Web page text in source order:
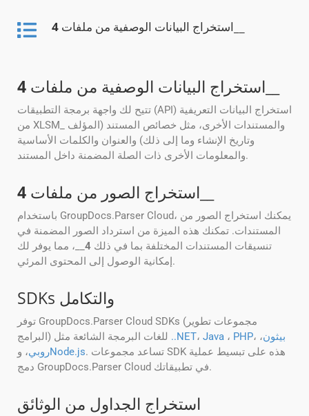
استخراج البيانات الوصفية من ملفات 4
استخراج البيانات الوصفية من ملفات 4
تتيح لك واجهة برمجة التطبيقات (API) استخراج البيانات التعريفية
من XLSM_ والمستندات الأخرى، مثل خصائص المستند (المؤلف
وتاريخ الإنشاء وما إلى ذلك) والعنوان والكلمات الأساسية
والمعلومات الأخرى ذات الصلة المضمنة داخل المستند.
استخراج الصور من ملفات 4
باستخدام GroupDocs.Parser Cloud، يمكنك استخراج الصور من
المستندات. تمكنك هذه الميزة من استرداد الصور المضمنة في
تنسيقات المستندات المختلفة بما في ذلك 4 __، مما يوفر لك
إمكانية الوصول إلى المحتوى المرئي.
SDKs والتكامل
توفر GroupDocs.Parser Cloud SDKs (مجموعات تطوير
..NET، Java ، PHP، بيثون،
روبي، و Node.js. تساعد مجموعات SDK هذه على تبسيط عملية
دمج GroupDocs.Parser Cloud في تطبيقاتك.
استخراج الجداول من الوثائق